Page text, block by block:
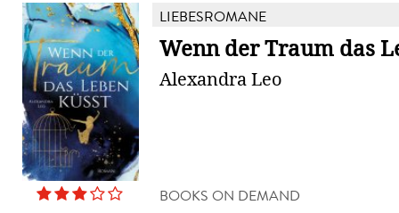
LIEBESROMANE
Wenn der Traum das
Alexandra Leo
BOOKS ON DEMAND